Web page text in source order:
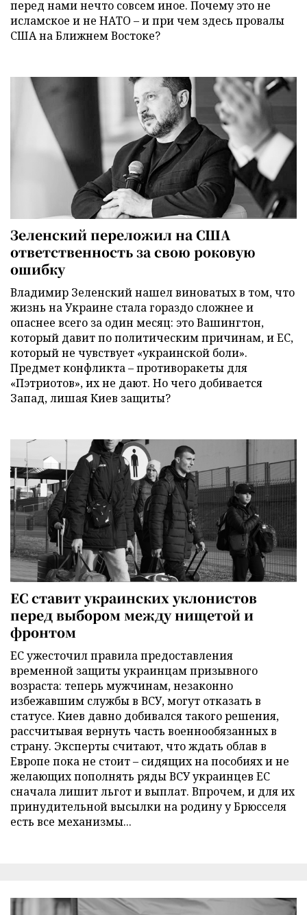
перед нами нечто совсем иное. Почему это не
исламское и не НАТО – и при чем здесь провалы
США на Ближнем Востоке?
Зеленский переложил на США
ответственность за свою роковую
ошибку
Владимир Зеленский нашел виноватых в том, что
жизнь на Украине стала гораздо сложнее и
опаснее всего за один месяц: это Вашингтон,
который давит по политическим причинам, и ЕС,
который не чувствует «украинской боли».
Предмет конфликта – противоракеты для
«Пэтриотов», их не дают. Но чего добивается
Запад, лишая Киев защиты?
ЕС ставит украинских уклонистов
перед выбором между нищетой и
фронтом
ЕС ужесточил правила предоставления
временной защиты украинцам призывного
возраста: теперь мужчинам, незаконно
избежавшим службы в ВСУ, могут отказать в
статусе. Киев давно добивался такого решения,
рассчитывая вернуть часть военнообязанных в
страну. Эксперты считают, что ждать облав в
Европе пока не стоит – сидящих на пособиях и не
желающих пополнять ряды ВСУ украинцев ЕС
сначала лишит льгот и выплат. Впрочем, и для их
принудительной высылки на родину у Брюсселя
есть все механизмы...